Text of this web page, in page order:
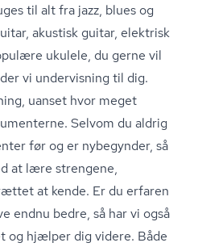
til alt fra jazz, blues og
akustisk guitar, elektrisk
ukulele, du gerne vil
vi undervisning til dig.
uanset hvor meget
Selvom du aldrig
før og er nybegynder, så
at lære strengene,
at kende. Er du erfaren
endnu bedre, så har vi også
og hjælper dig videre. Både